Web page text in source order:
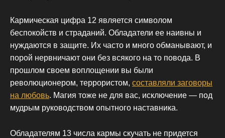
Кармическая цифра 12 является символом
беспокойств и страданий. Обладатели ее наивны и
нуждаются в защите. Их часто и много обманывают, и
порой нервничают они без всякого на то повода. В
прошлом своем воплощении вы были
революционером, террористом, составляли заговоры
на любовь. Магия тоже не для вас, исключение — под
мудрым руководством опытного наставника.
Обладателям 13 числа кармы скучать не придется